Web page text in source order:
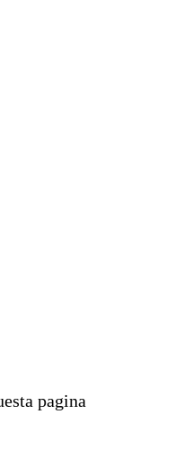
pagina